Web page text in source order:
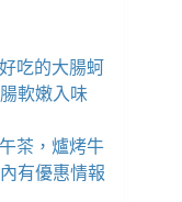
吃的大腸蚵
軟嫩入味
茶，爐烤牛
有優惠情報